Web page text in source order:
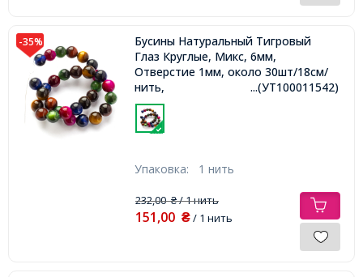
-35%
Бусины Натуральный Тигровый
Глаз Круглые, Микс, 6мм,
Отверстие 1мм, около 30шт/18см/
нить,
...(УТ100011542)
Упаковка: 1 нить
232,00₴/ 1 нить
151,00 ₴/ 1 нить